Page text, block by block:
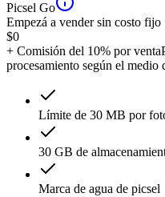
Picsel Go
Empezá a vender sin costo fijo
$0
+ Comisión del 10% por venta
procesamiento según el medio
Límite de 30 MB por
30 GB de
Marca de agua de picsel